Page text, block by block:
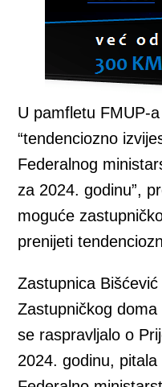
U pamfletu FMUP-
“tendenciozno
Federalnog
za 2024. godinu”,
moguće
prenijeti
Zastupnica
Zastupničkog
se raspravljalo o
2024. godinu,